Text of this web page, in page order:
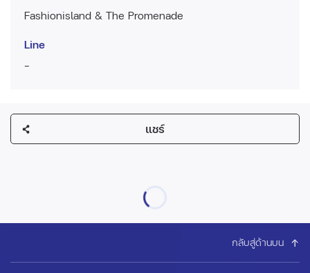
Fashionisland & The Promenade
Line
-
แชร์
กลับสู่ด้านบน